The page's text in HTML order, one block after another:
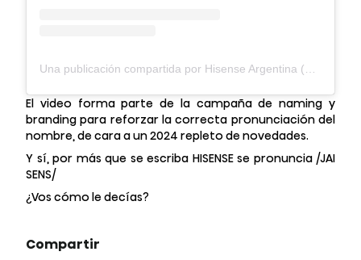
El video forma parte de la campaña de naming y
branding para reforzar la correcta pronunciación del
nombre, de cara a un 2024 repleto de novedades.
Y sí, por más que se escriba HISENSE se pronuncia /JAI
SENS/
¿Vos cómo le decías?
Compartir